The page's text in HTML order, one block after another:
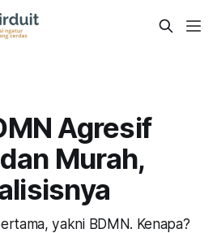
Agresif
Murah,
yakni BDMN. Kenapa?